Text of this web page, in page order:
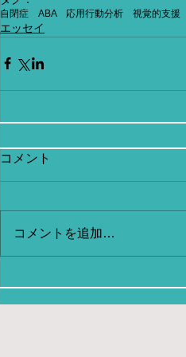
自閉症 ABA 応用行動分析 視覚的支援
エッセイ
コメント
コメントを追加…